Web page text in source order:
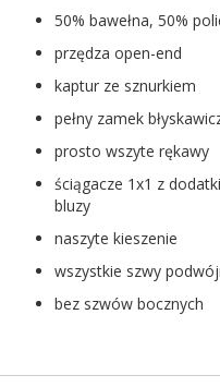
50% bawełna, 50%
przędza open-end
kaptur ze sznurkiem
pełny zamek
prosto wszyte rękawy
ściągacze 1x1 z
bluzy
naszyte kieszenie
wszystkie szwy
bez szwów bocznych